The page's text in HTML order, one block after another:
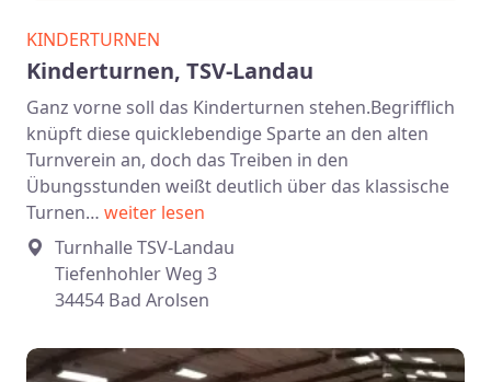
KINDERTURNEN
Kinderturnen, TSV-Landau
Ganz vorne soll das Kinderturnen stehen.Begrifflich
knüpft diese quicklebendige Sparte an den alten
Turnverein an, doch das Treiben in den
Übungsstunden weißt deutlich über das klassische
Turnen… weiter lesen
Turnhalle TSV-Landau
Tiefenhohler Weg 3
34454 Bad Arolsen